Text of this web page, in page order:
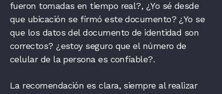
fueron tomadas en tiempo real?, ¿Yo sé desde
que ubicación se firmó este documento? ¿Yo se
que los datos del documento de identidad son
correctos? ¿estoy seguro que el número de
celular de la persona es confiable?.
La recomendación es clara, siempre al realizar